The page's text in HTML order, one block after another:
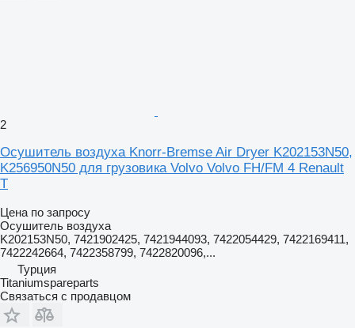
2
Осушитель воздуха Knorr-Bremse Air Dryer K202153N50,
K256950N50 для грузовика Volvo Volvo FH/FM 4 Renault
T
Цена по запросу
Осушитель воздуха
K202153N50, 7421902425, 7421944093, 7422054429, 7422169411,
7422242664, 7422358799, 7422820096,...
Турция
Titaniumspareparts
Связаться с продавцом